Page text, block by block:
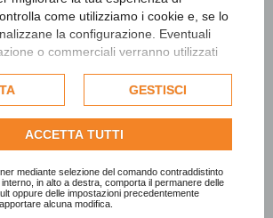
come utilizziamo i cookie e, se lo
la configurazione. Eventuali
o commerciali verranno utilizzati
consentito, potrebbero essere utilizzati
gli annunci pubblicitari. Per ulteriori
come Google utilizza i dati raccolti,
sulla privacy di Google
cookie completa.
GESTISCI
ACCETTA TUTTI
mediante selezione del comando contraddistinto
in alto a destra, comporta il permanere delle
oppure delle impostazioni precedentemente
alcuna modifica.
messaggio daCCC«15/05/2026, 9:11
inPersonale
negli enti locali sta
aiutando?
messaggio dasonal2789«
2026, 7:52
- Richiesta di interessi di rivalsa.
messaggio datrombetta